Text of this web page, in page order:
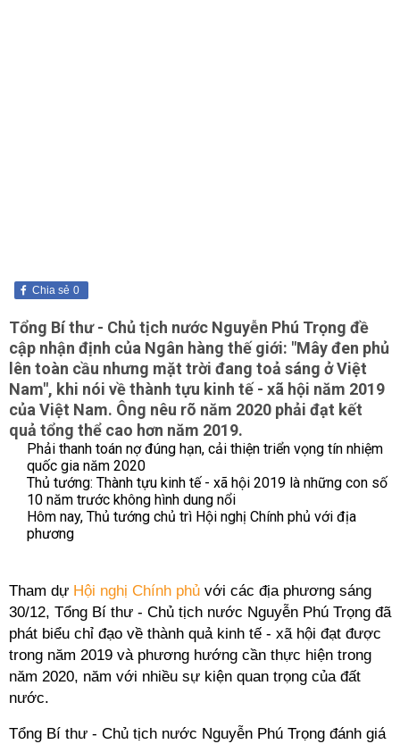
0
Chia sẻ
Tổng Bí thư - Chủ tịch nước Nguyễn Phú Trọng đề
cập nhận định của Ngân hàng thế giới: "Mây đen phủ
lên toàn cầu nhưng mặt trời đang toả sáng ở Việt
Nam", khi nói về thành tựu kinh tế - xã hội năm 2019
của Việt Nam. Ông nêu rõ năm 2020 phải đạt kết
quả tổng thể cao hơn năm 2019.
Phải thanh toán nợ đúng hạn, cải thiện triển vọng tín nhiệm
quốc gia năm 2020
Thủ tướng: Thành tựu kinh tế - xã hội 2019 là những con số
10 năm trước không hình dung nổi
Hôm nay, Thủ tướng chủ trì Hội nghị Chính phủ với địa
phương
Tham dự Hội nghị Chính phủ với các địa phương sáng
30/12, Tổng Bí thư - Chủ tịch nước Nguyễn Phú Trọng đã
phát biểu chỉ đạo về thành quả kinh tế - xã hội đạt được
trong năm 2019 và phương hướng cần thực hiện trong
năm 2020, năm với nhiều sự kiện quan trọng của đất
nước.
Tổng Bí thư - Chủ tịch nước Nguyễn Phú Trọng đánh giá